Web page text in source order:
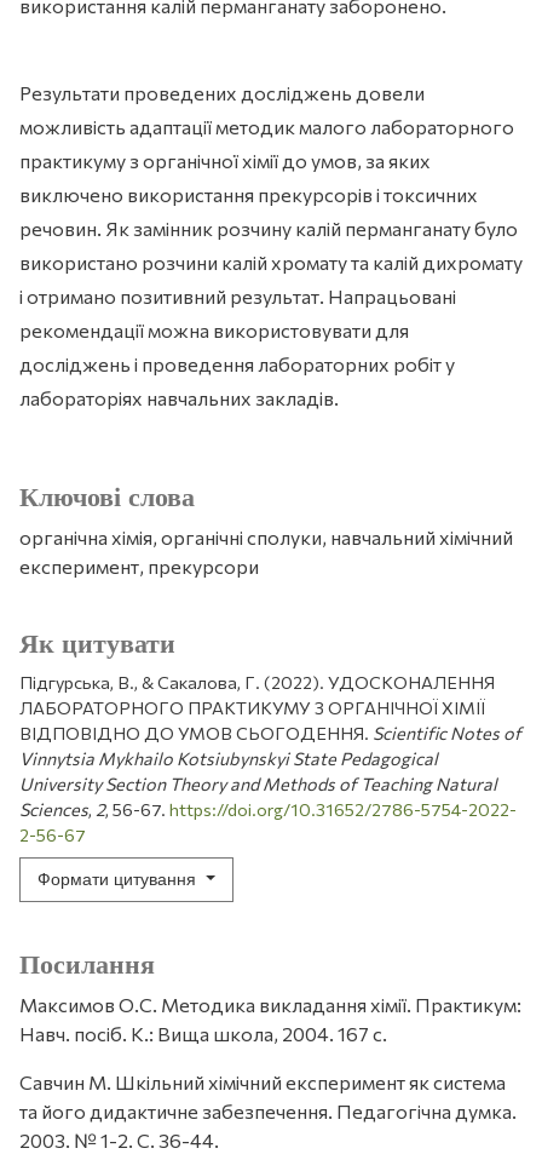
Ключові слова
органічна хімія, органічні сполуки, навчальний хімічний
експеримент, прекурсори
Як цитувати
Підгурська, В., & Сакалова, Г. (2022). УДОСКОНАЛЕННЯ
ЛАБОРАТОРНОГО ПРАКТИКУМУ З ОРГАНІЧНОЇ ХІМІЇ
ВІДПОВІДНО ДО УМОВ СЬОГОДЕННЯ. Scientific Notes of
Vinnytsia Mykhailo Kotsiubynskyi State Pedagogical
University Section Theory and Methods of Teaching Natural
Sciences, 2, 56-67. https://doi.org/10.31652/2786-5754-2022-
2-56-67
Формати цитування
використання калій перманганату заборонено.
Результати проведених досліджень довели
можливість адаптації методик малого лабораторного
практикуму з органічної хімії до умов, за яких
виключено використання прекурсорів і токсичних
речовин. Як замінник розчину калій перманганату було
використано розчини калій хромату та калій дихромату
і отримано позитивний результат. Напрацьовані
рекомендації можна використовувати для
досліджень і проведення лабораторних робіт у
лабораторіях навчальних закладів.
Посилання
Максимов О.С. Методика викладання хімії. Практикум:
Навч. посіб. К.: Вища школа, 2004. 167 с.
Савчин М. Шкільний хімічний експеримент як система
та його дидактичне забезпечення. Педагогічна думка.
2003. № 1-2. С. 36-44.